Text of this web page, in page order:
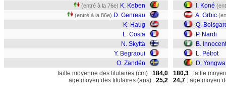
(entré à la 76e) K. Keben
(entré à la 86e) D. Genreau
K. Haug
L. Costa
N. Skyttä
Y. Begraoui
O. Zandén
I. Koné
A. Grbic
Q.
P. Nardi
B. Innocent
L. Pétrot
D.
taille moyenne des titulaires (cm) : 184,0
age moyen des titulaires (ans) : 25,2
180,3 : taille
24,7 : age moyen